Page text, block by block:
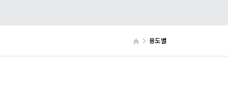
용도별